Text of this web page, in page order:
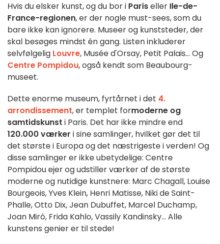
Hvis du elsker kunst, og du bor i Pariseller Ile-de-
France-regionen, er der nogle must-sees, som du
bare ikke kan ignorere. Museer og kunststeder, der
skal besøges mindst én gang. Listen inkluderer
selvfølgelig Louvre, Musée d'Orsay, Petit Palais... Og
Centre Pompidou, også kendt som Beaubourg-
museet.
Dette enorme museum, fyrtårnet i det 4.
arrondissement, er templet formoderne og
samtidskunst i Paris. Det har ikke mindre end
120.000 værker i sine samlinger, hvilket gør det til
det største i Europa og det næstrigeste i verden! Og
disse samlinger er ikke ubetydelige: Centre
Pompidou ejer og udstiller værker af de største
moderne og nutidige kunstnere: Marc Chagall, Louise
Bourgeois, Yves Klein, Henri Matisse, Niki de Saint-
Phalle, Otto Dix, Jean Dubuffet, Marcel Duchamp,
Joan Miró, Frida Kahlo, Vassily Kandinsky... Alle
kunstens genier er til stede!